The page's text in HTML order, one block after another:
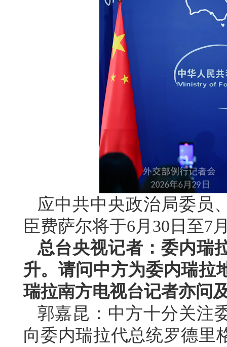
应中共中央政治局委员
臣费萨尔将于6月30日至7
总台央视记者：委内瑞
升。请问中方为委内瑞拉
瑞拉南方电视台记者亦问
郭嘉昆：中方十分关注
向委内瑞拉代总统罗德里